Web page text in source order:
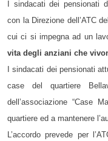
I sindacati dei pensionati
con la Direzione dell’ATC
cui ci si impegna ad un
vita degli anziani che
I sindacati dei pensionati
case del quartiere
dell’associazione “Case
quartiere ed a mantenere
L’accordo prevede per